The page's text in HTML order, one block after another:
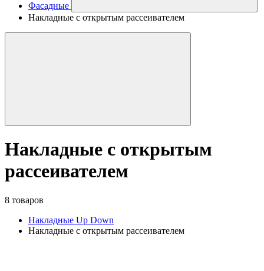
Фасадные
Накладные с открытым рассеивателем
Накладные с открытым
рассеивателем
8 товаров
Накладные Up Down
Накладные с открытым рассеивателем